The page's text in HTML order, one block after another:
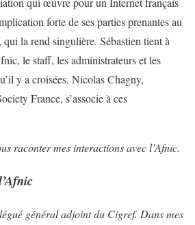
forte de ses parties prenantes au
qui la rend singulière. Sébastien tient à
le staff, les administrateurs et les
y a croisées. Nicolas Chagny,
France, s’associe à ces
raconter mes interactions avec l’Afnic.
général adjoint du Cigref. Dans mes